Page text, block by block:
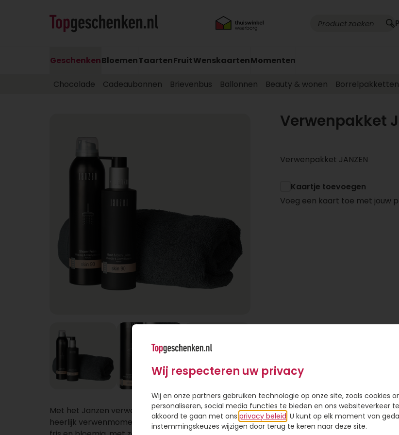
GeschenkenBloemenTaartenFruitWenskaartenMomenten
Chocolade Cadeaubonnen Brievenbus Ballonnen Beauty & wonen Borrelpakketten
Met het Janzen verwenpakket geef je iemand een
heerlijk verwenmoment voor thuis. De geur Skin 90 is
Verwenpakket
Verwenpakket JANZEN
Kaartje toevoegen
Voeg een kaart toe met jouw
Wij respecteren uw privacy
Wij en onze partners gebruiken technologie op onze site, zoals cookies
personaliseren, social media functies te bieden en ons websiteverkeer
akkoord te gaan met ons privacy beleid . U kunt op elk moment van
instemmingskeuzes wijzigen door terug te keren naar deze site.